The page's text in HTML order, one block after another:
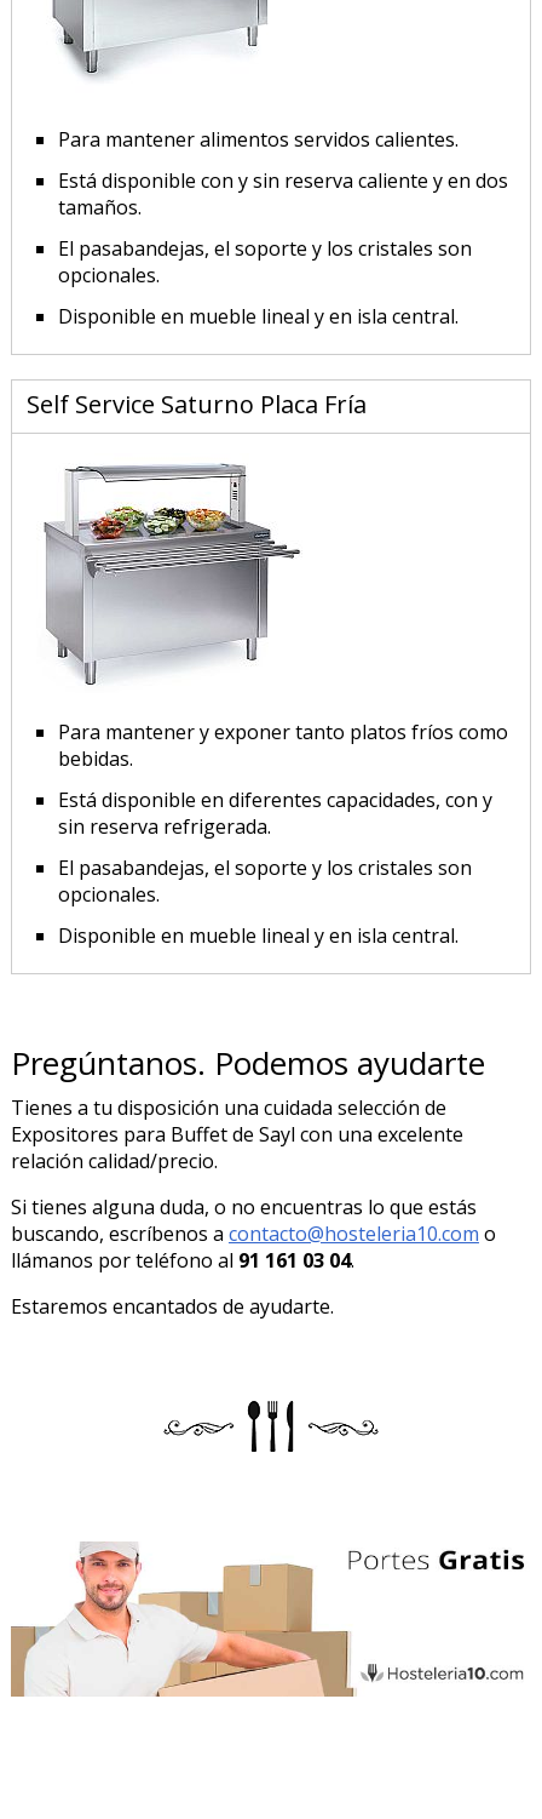
Para mantener alimentos servidos calientes.
Está disponible con y sin reserva caliente y en dos
tamaños.
El pasabandejas, el soporte y los cristales son
opcionales.
Disponible en mueble lineal y en isla central.
Self Service Saturno Placa Fría
Para mantener y exponer tanto platos fríos como
bebidas.
Está disponible en diferentes capacidades, con y
sin reserva refrigerada.
El pasabandejas, el soporte y los cristales son
opcionales.
Disponible en mueble lineal y en isla central.
Pregúntanos. Podemos ayudarte
Tienes a tu disposición una cuidada selección de
Expositores para Buffet de Sayl con una excelente
relación calidad/precio.
Si tienes alguna duda, o no encuentras lo que estás
buscando, escríbenos a contacto@hosteleria10.com o
llámanos por teléfono al 91 161 03 04.
Estaremos encantados de ayudarte.